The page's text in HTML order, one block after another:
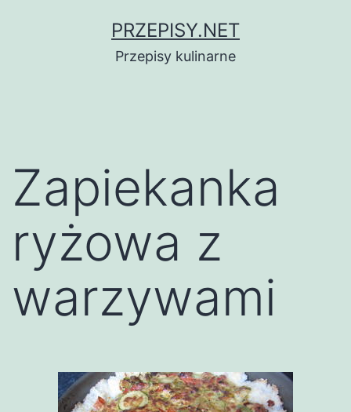
PRZEPISY.NET
Przepisy kulinarne
Zapiekanka
ryżowa z
warzywami